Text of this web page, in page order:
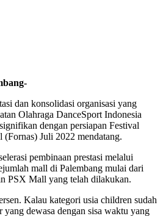
dan konsolidasi organisasi yang
Olahraga DanceSport Indonesia
dengan persiapan Festival
(Fornas) Juli 2022 mendatang.
pembinaan prestasi melalui
mall di Palembang mulai dari
PSX Mall yang telah dilakukan.
Kalau kategori usia children sudah
dewasa dengan sisa waktu yang